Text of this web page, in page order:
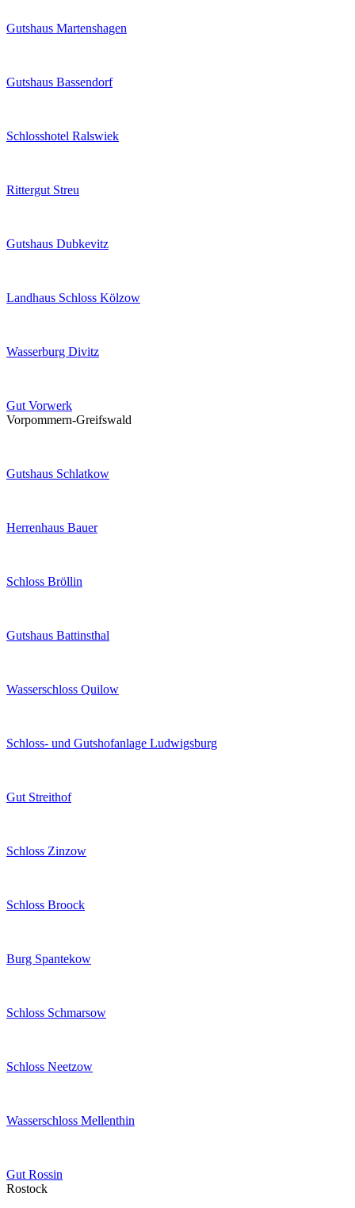
Gutshaus Martenshagen
Gutshaus Bassendorf
Schlosshotel Ralswiek
Rittergut Streu
Gutshaus Dubkevitz
Landhaus Schloss Kölzow
Wasserburg Divitz
Gut Vorwerk
Vorpommern-Greifswald
Gutshaus Schlatkow
Herrenhaus Bauer
Schloss Bröllin
Gutshaus Battinsthal
Wasserschloss Quilow
Schloss- und Gutshofanlage Ludwigsburg
Gut Streithof
Schloss Zinzow
Schloss Broock
Burg Spantekow
Schloss Schmarsow
Schloss Neetzow
Wasserschloss Mellenthin
Gut Rossin
Rostock